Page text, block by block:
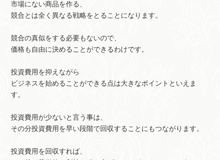
市場にない商品を作る、
競合とは全く異なる戦略をとることになります。
競合の真似をする必要もないので、
価格も自由に決めることができるわけです。
投資費用を抑えながら
ビジネスを始めることができる点は大きなポイントといえま
す。
投資費用が少ないと言う事は、
その分投資費用を早い段階で回収することにもつながります。
投資費用を回収すれば、